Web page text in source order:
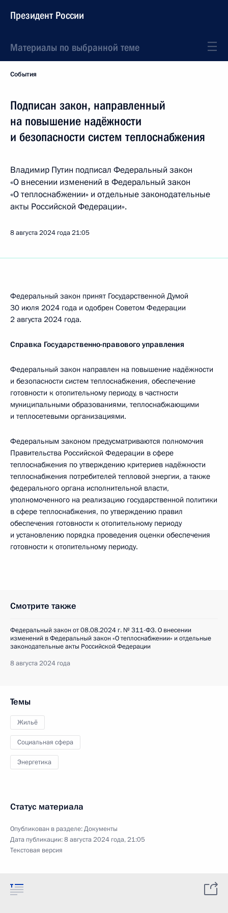
Президент России
Материалы по выбранной теме
События
Подписан закон, направленный
на повышение надёжности
и безопасности систем теплоснабжения
Владимир Путин подписал Федеральный закон
«О внесении изменений в Федеральный закон
«О теплоснабжении» и отдельные законодательные
акты Российской Федерации».
8 августа 2024 года21:05
Федеральный закон принят Государственной Думой
30 июля 2024 года и одобрен Советом Федерации
2 августа 2024 года.
Справка Государственно-правового управления
Федеральный закон направлен на повышение надёжности
и безопасности систем теплоснабжения, обеспечение
готовности к отопительному периоду, в частности
муниципальными образованиями, теплоснабжающими
и теплосетевыми организациями.
Федеральным законом предусматриваются полномочия
Правительства Российской Федерации в сфере
теплоснабжения по утверждению критериев надёжности
теплоснабжения потребителей тепловой энергии, а также
федерального органа исполнительной власти,
уполномоченного на реализацию государственной политики
в сфере теплоснабжения, по утверждению правил
обеспечения готовности к отопительному периоду
и установлению порядка проведения оценки обеспечения
готовности к отопительному периоду.
Смотрите также
Федеральный закон от 08.08.2024 г. № 311-ФЗ. О внесении
изменений в Федеральный закон «О теплоснабжении» и отдельные
законодательные акты Российской Федерации
8 августа 2024 года
Темы
Жильё
Социальная сфера
Энергетика
Статус материала
Опубликован в разделе:Документы
Дата публикации:8 августа 2024 года, 21:05
Текстовая версия